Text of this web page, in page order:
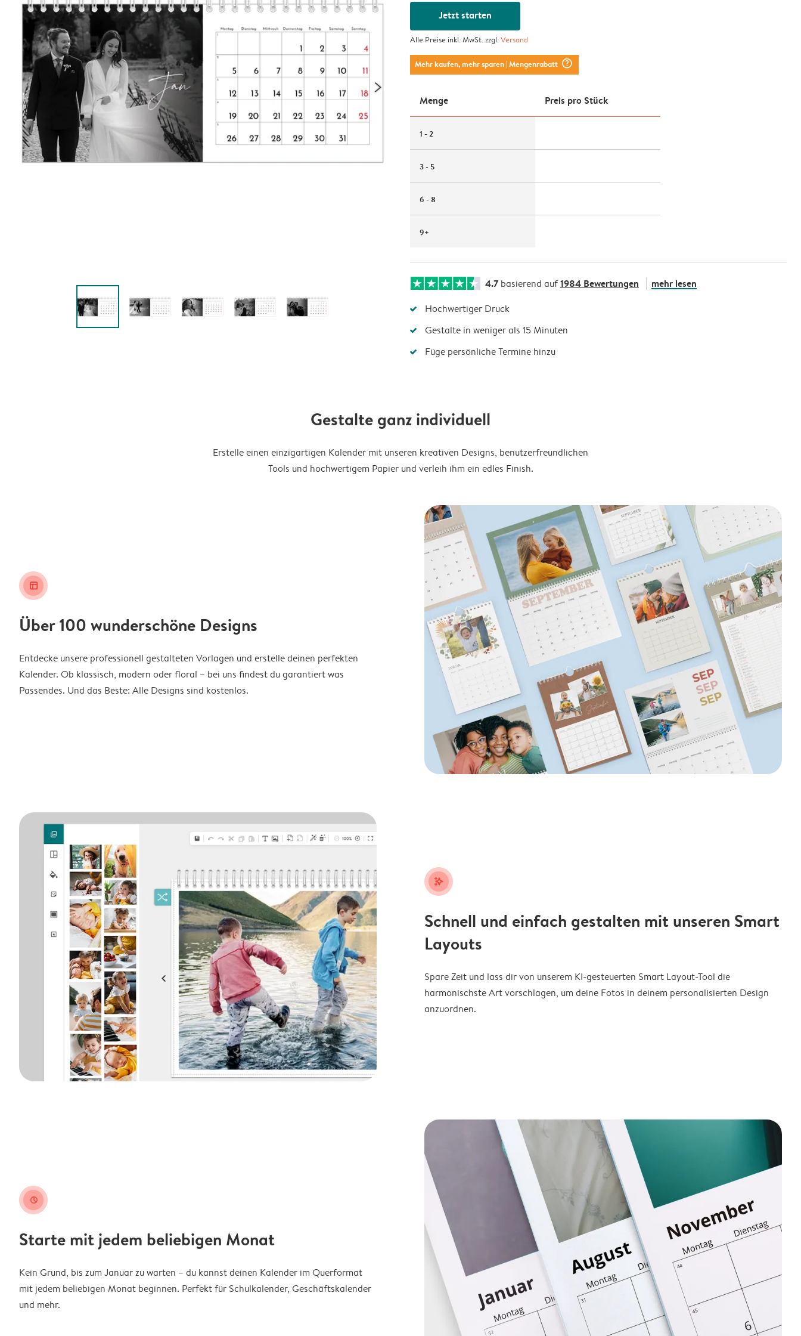
Jetzt starten
Alle Preise inkl. MwSt. zzgl.Versand
Mehr kaufen, mehr sparen| Mengenrabatt question_mark_circle
Menge Preis pro Stück
1 - 2
3 - 5
6 - 8
9+
4.7 basierend auf1984 Bewertungen mehr lesen
Hochwertiger Druck
Gestalte in weniger als 15 Minuten
Füge persönliche Termine hinzu
Gestalte ganz individuell
Erstelle einen einzigartigen Kalender mit unseren kreativen Designs, benutzerfreundlichen
Tools und hochwertigem Papier und verleih ihm ein edles Finish.
layout_alt
Über 100 wunderschöne Designs
Entdecke unsere professionell gestalteten Vorlagen und erstelle deinen perfekten
Kalender. Ob klassisch, modern oder floral – bei uns findest du garantiert was
Passendes. Und das Beste: Alle Designs sind kostenlos.
stars_plus
Schnell und einfach gestalten mit unseren Smart
Layouts
Spare Zeit und lass dir von unserem KI-gesteuerten Smart Layout-Tool die
harmonischste Art vorschlagen, um deine Fotos in deinem personalisierten Design
anzuordnen.
clock
Starte mit jedem beliebigen Monat
Kein Grund, bis zum Januar zu warten – du kannst deinen Kalender im Querformat
mit jedem beliebigen Monat beginnen. Perfekt für Schulkalender, Geschäftskalender
und mehr.